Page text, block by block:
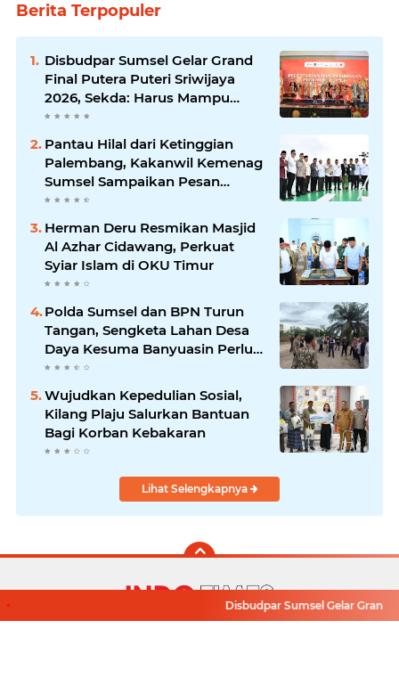
Berita Terpopuler
Disbudpar Sumsel Gelar Grand
Final Putera Puteri Sriwijaya
2026, Sekda: Harus Mampu
Bawa Sumsel Go Internasional
Pantau Hilal dari Ketinggian
Palembang, Kakanwil Kemenag
Sumsel Sampaikan Pesan
Kerukunan
Herman Deru Resmikan Masjid
Al Azhar Cidawang, Perkuat
Syiar Islam di OKU Timur
Polda Sumsel dan BPN Turun
Tangan, Sengketa Lahan Desa
Daya Kesuma Banyuasin Perlu
Kepastian Hukum
Wujudkan Kepedulian Sosial,
Kilang Plaju Salurkan Bantuan
Bagi Korban Kebakaran
Lihat Selengkapnya
Disbudpar Sumsel Gelar Grand